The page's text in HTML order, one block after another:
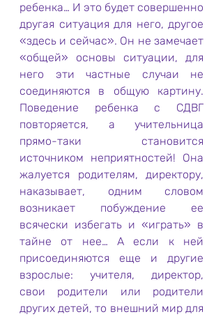
ребенка… И это будет совершенно
другая ситуация для него, другое
«здесь и сейчас». Он не замечает
«общей» основы ситуации, для
него эти частные случаи не
соединяются в общую картину.
Поведение ребенка с СДВГ
повторяется, а учительница
прямо-таки становится
источником неприятностей! Она
жалуется родителям, директору,
наказывает, одним словом
возникает побуждение ее
всячески избегать и «играть» в
тайне от нее… А если к ней
присоединяются еще и другие
взрослые: учителя, директор,
свои родители или родители
других детей, то внешний мир для